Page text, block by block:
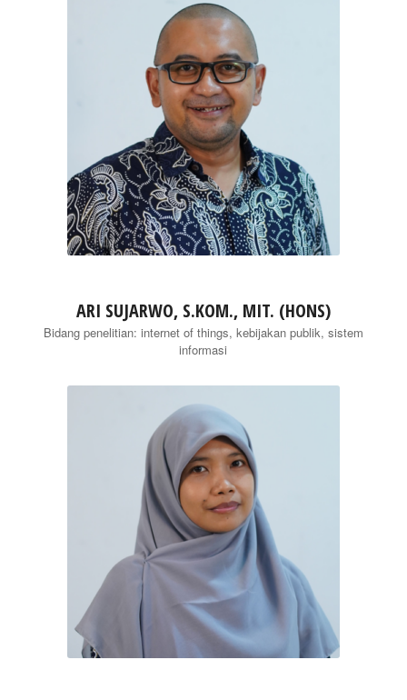
ARI SUJARWO, S.KOM., MIT. (HONS)
Bidang penelitian: internet of things, kebijakan publik, sistem
informasi